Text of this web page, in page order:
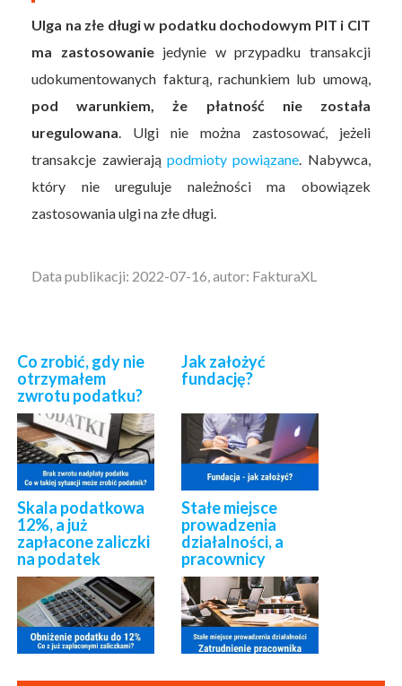
Ulga na złe długi w podatku dochodowym PIT i CIT
ma zastosowaniejedynie w przypadku transakcji
udokumentowanych fakturą, rachunkiem lub umową,
pod warunkiem, że płatność nie została
uregulowana . Ulgi nie można zastosować, jeżeli
transakcje zawierają podmioty powiązane . Nabywca,
który nie ureguluje należności ma obowiązek
zastosowania ulgi na złe długi.
Data publikacji: 2022-07-16, autor: FakturaXL
Co zrobić, gdy nie
otrzymałem
zwrotu podatku?
Jak założyć
fundację?
Skala podatkowa
12%, a już
zapłacone zaliczki
na podatek
Stałe miejsce
prowadzenia
działalności, a
pracownicy